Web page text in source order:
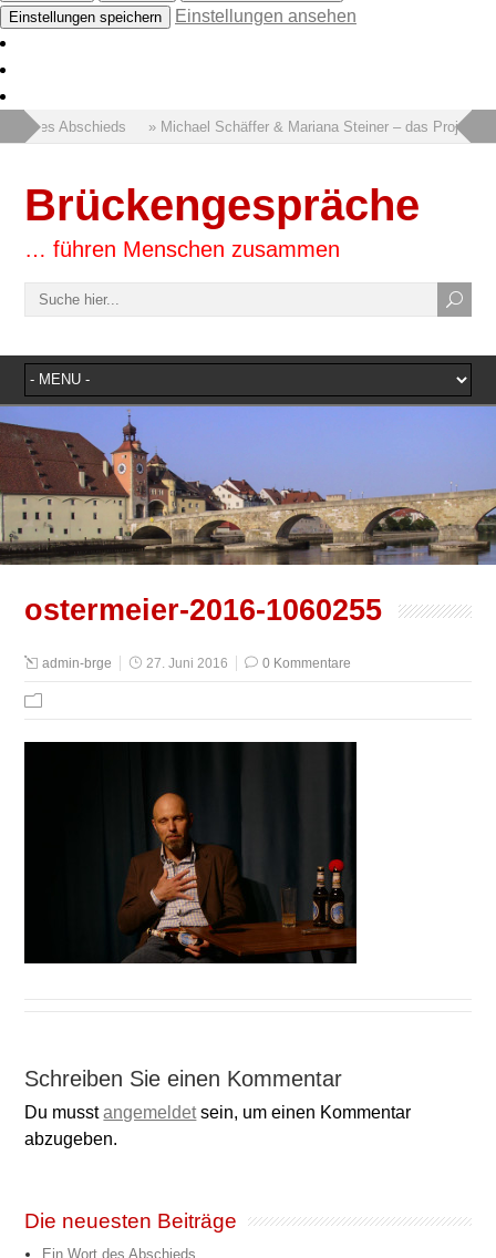
Einstellungen speichern
Einstellungen ansehen
des Abschieds » Michael Schäffer & Mariana Steiner – das Projekt
Brückengespräche
… führen Menschen zusammen
ostermeier-2016-1060255
admin-brge 27. Juni 2016 0 Kommentare
Schreiben Sie einen Kommentar
Du musstangemeldetsein, um einen Kommentar
abzugeben.
Die neuesten Beiträge
Ein Wort des Abschieds